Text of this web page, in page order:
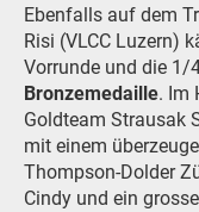
Ebenfalls auf dem
Risi (VLCC Luzern)
Vorrunde und die 1/
Bronzemedaille. Im
Goldteam Strausak
mit einem
Thompson-Dolder
Cindy und ein